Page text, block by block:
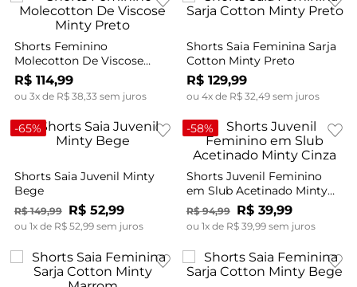
Shorts Feminino
Molecotton De Viscose
Minty Preto
R$ 114,99
ou 3x de R$ 38 33 sem juros
Shorts Saia Feminina Sarja
Cotton Minty Preto
R$ 129,99
ou 4x de R$ 32 49sem juros
-65%
Shorts Saia Juvenil Minty
Bege
R$ 149,99 R$ 52,99
ou 1x de R$ 52,99sem juros
-58%
Shorts Juvenil Feminino
em Slub Acetinado Minty
Cinza
R$ 94,99 R$ 39,99
ou 1x de R$ 39,99sem juros